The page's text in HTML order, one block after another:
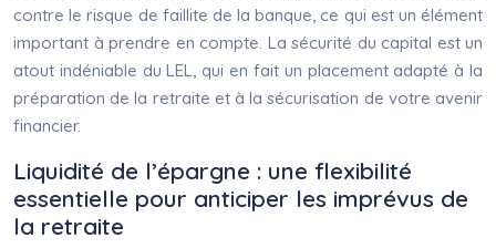
contre le risque de faillite de la banque, ce qui est un élément
important à prendre en compte. La sécurité du capital est un
atout indéniable du LEL, qui en fait un placement adapté à la
préparation de la retraite et à la sécurisation de votre avenir
financier.
Liquidité de l’épargne : une flexibilité
essentielle pour anticiper les imprévus de
la retraite